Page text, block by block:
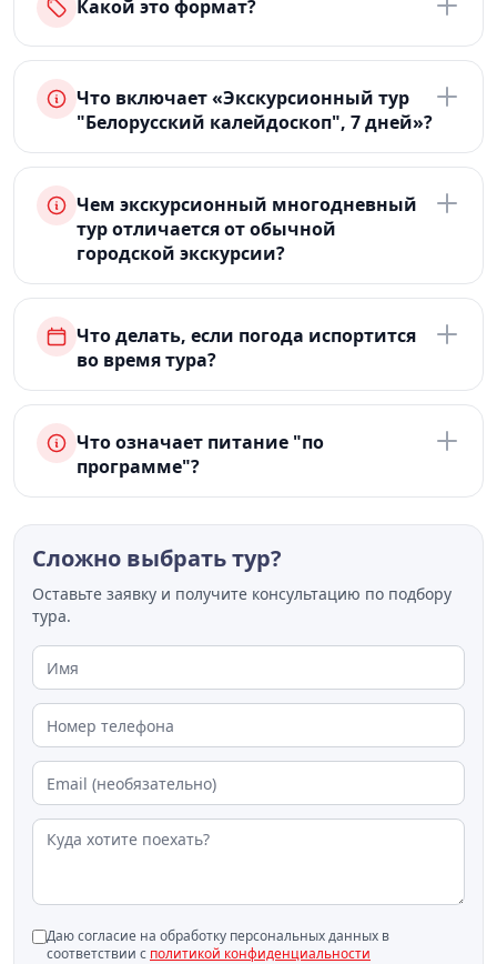
Какой это формат?
Что включает «Экскурсионный тур
"Белорусский калейдоскоп", 7 дней»?
Чем экскурсионный многодневный
тур отличается от обычной
городской экскурсии?
Что делать, если погода испортится
во время тура?
Что означает питание "по
программе"?
Сложно выбрать тур?
Оставьте заявку и получите консультацию по подбору
тура.
Даю согласие на обработку персональных данных в
соответствии с политикой конфиденциальности